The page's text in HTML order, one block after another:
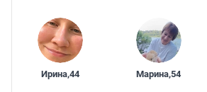
Ирина,44 Марина,54